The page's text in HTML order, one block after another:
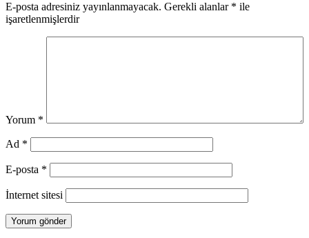
E-posta adresiniz yayınlanmayacak. Gerekli alanlar * ile
işaretlenmişlerdir
Yorum *
Ad *
E-posta *
İnternet sitesi